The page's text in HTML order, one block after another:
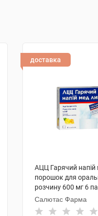
доставка
АЦЦ Гарячий
порошок для
розчину 600 мг 6
Салютас Фарма